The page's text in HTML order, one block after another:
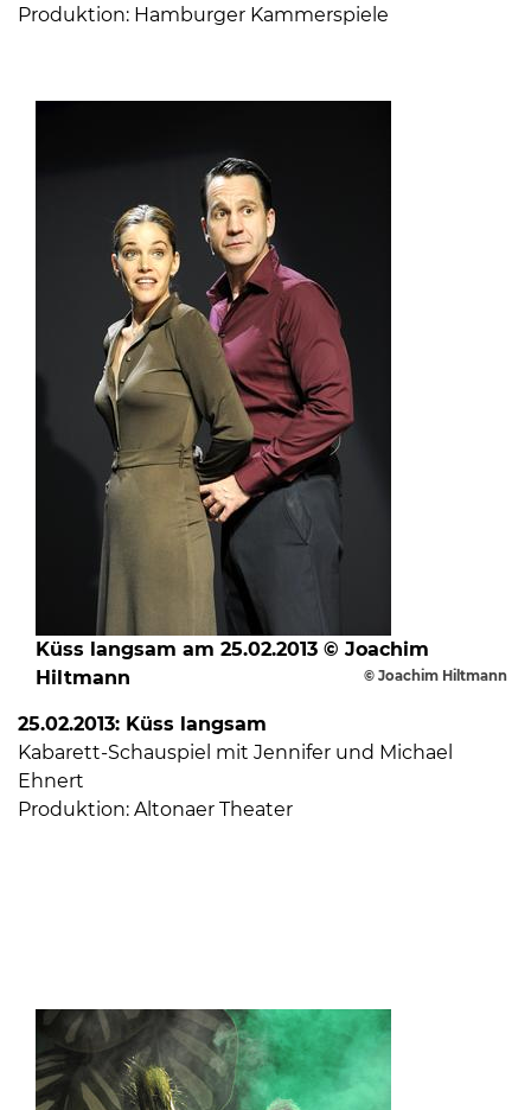
Produktion: Hamburger Kammerspiele
© Joachim Hiltmann
Küss langsam am 25.02.2013 © Joachim
Hiltmann
25.02.2013: Küss langsam
Kabarett-Schauspiel mit Jennifer und Michael
Ehnert
Produktion: Altonaer Theater